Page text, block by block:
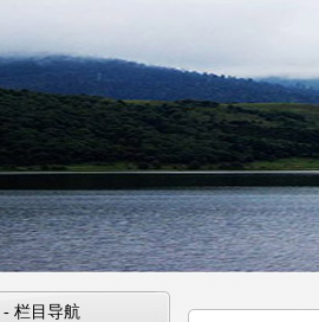
- 栏目导航